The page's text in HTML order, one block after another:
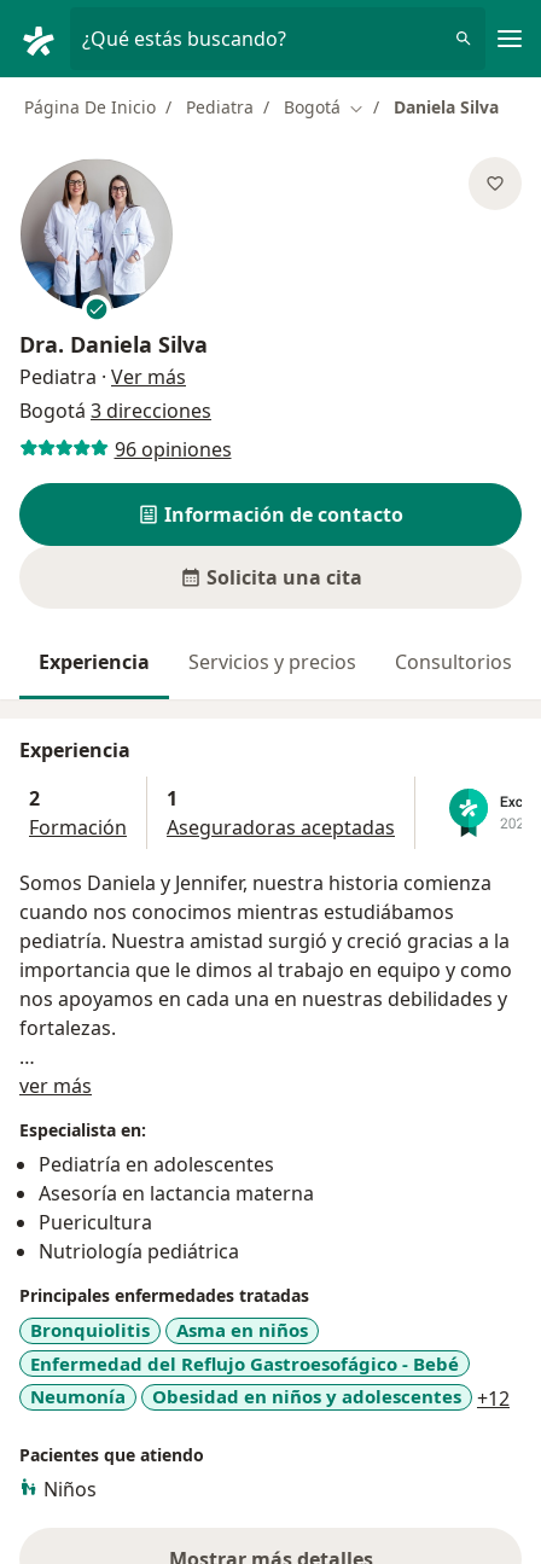
¿Qué estás buscando?
Página De Inicio Pediatra Bogotá Cambiar de ciudad
Daniela Silva
Dra. Daniela Silva
Pediatra · Ver más
Bogotá 3 direcciones
96 opiniones
Información de contacto
Solicita una cita
Experiencia Servicios y precios Consultorios
Experiencia
2
Formación
1
Aseguradoras aceptadas
Somos Daniela y Jennifer, nuestra historia comienza
cuando nos conocimos mientras estudiábamos
pediatría. Nuestra amistad surgió y creció gracias a la
importancia que le dimos al trabajo en equipo y como
nos apoyamos en cada una en nuestras debilidades y
fortalezas.
Gracias a esta amistad surge la idea de TUS PEDIATRAS
familia enfocándonos en los problemas y necesidades,
a través de una atención holística.
ver más
Especialista en:
Pediatría en adolescentes
Asesoría en lactancia materna
Puericultura
Nutriología pediátrica
Principales enfermedades tratadas
Bronquiolitis
Asma en niños
Enfermedad del Reflujo Gastroesofágico - Bebé
Neumonía
Obesidad en niños y adolescentes +12
Pacientes que atiendo
Niños